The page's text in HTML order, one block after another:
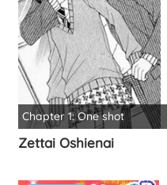
Chapter 1: One shot
Zettai Oshienai